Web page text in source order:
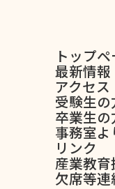
トップ
最新情報
アクセス
受験生の
卒業生の
事務室よ
リンク
産業教
欠席等